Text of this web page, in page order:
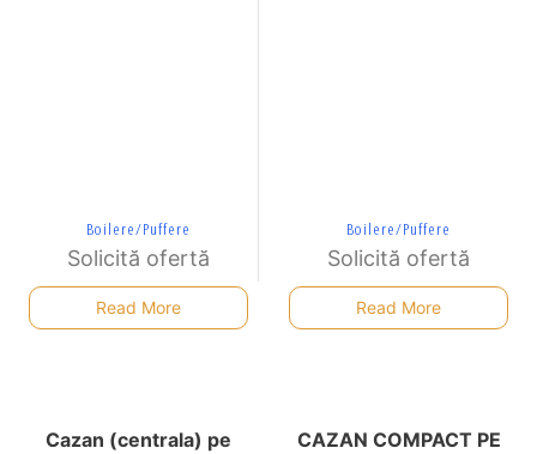
Boilere/Puffere
Solicită ofertă
Read More
Boilere/Puffere
Solicită ofertă
Read More
Cazan (centrala) pe
CAZAN COMPACT PE